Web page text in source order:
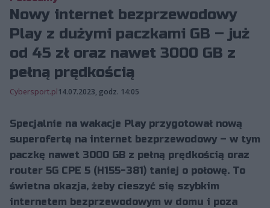
Nowy internet bezprzewodowy
Play z dużymi paczkami GB – już
od 45 zł oraz nawet 3000 GB z
pełną prędkością
Cybersport.pl14.07.2023, godz. 14:05
Specjalnie na wakacje Play przygotował nową
superofertę na internet bezprzewodowy – w tym
paczkę nawet 3000 GB z pełną prędkością oraz
router 5G CPE 5 (H155-381) taniej o połowę. To
świetna okazja, żeby cieszyć się szybkim
internetem bezprzewodowym w domu i poza